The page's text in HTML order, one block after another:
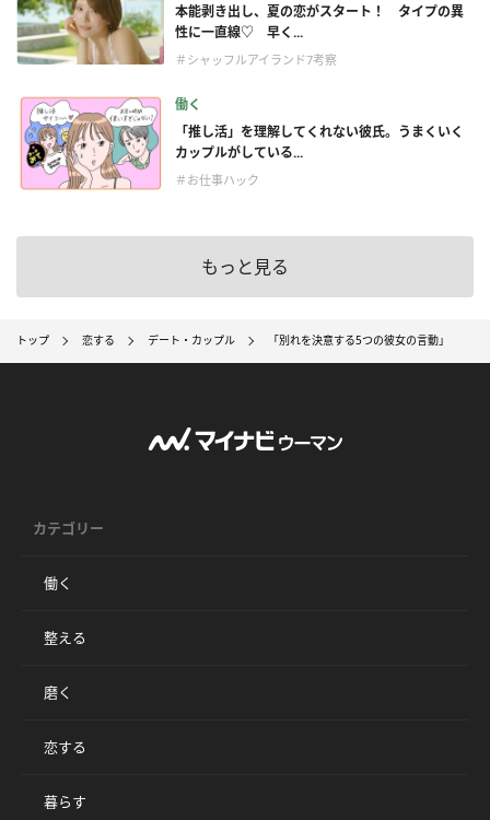
本能剥き出し、夏の恋がスタート！ タイプの異
性に一直線♡ 早く...
＃シャッフルアイランド7考察
働く
「推し活」を理解してくれない彼氏。うまくいく
カップルがしている...
＃お仕事ハック
もっと見る
トップ 恋する デート・カップル 「別れを決意する5つの彼女の言動」
カテゴリー
働く
整える
磨く
恋する
暮らす